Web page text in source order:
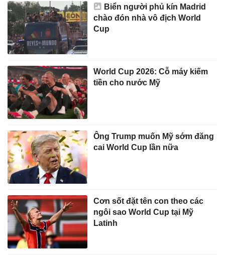
Biển người phủ kín Madrid
chào đón nhà vô địch World
Cup
World Cup 2026: Cỗ máy kiếm
tiền cho nước Mỹ
Ông Trump muốn Mỹ sớm đăng
cai World Cup lần nữa
Cơn sốt đặt tên con theo các
ngôi sao World Cup tại Mỹ
Latinh